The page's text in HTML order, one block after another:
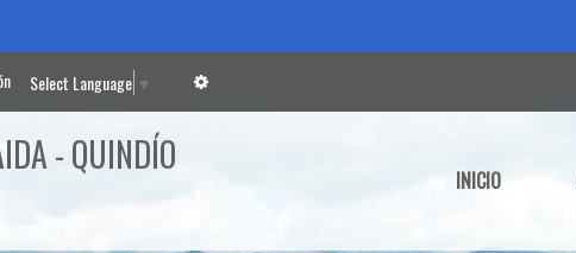
Select Language ▼
- QUINDÍO
INICIO